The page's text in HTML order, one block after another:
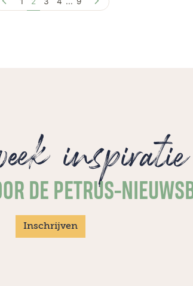
inspiratie
DE PETRUS-
Inschrijven